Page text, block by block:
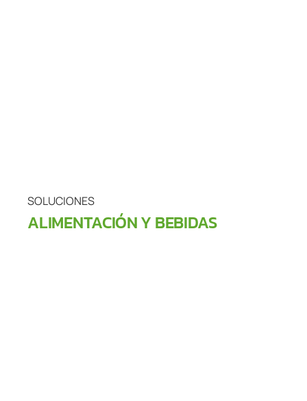
SOLUCIONES
ALIMENTACIÓN Y BEBIDAS